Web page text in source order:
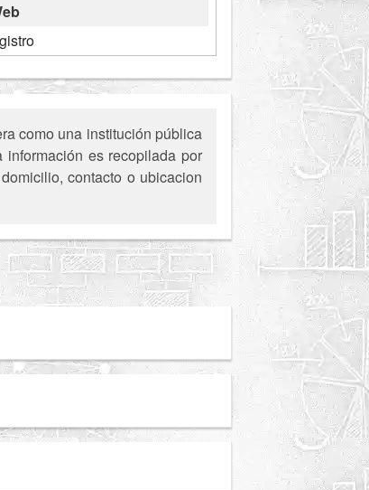
como una institución pública
es recopilada por
contacto o ubicacion